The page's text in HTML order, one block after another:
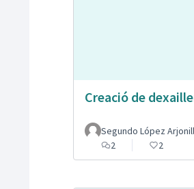
Creació de
Segundo López
2
2